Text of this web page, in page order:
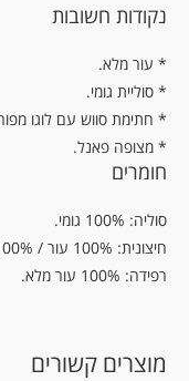
נקודות חשובות
.עור מלא *
* סוליית גומי.
* חתימת סווש עם לוגו
* מצופה פאנל.
חומרים
סוליה: 100% גומי.
חיצונית: 100% עור / 100% זמש / 100% בד
רפידה: 100% עור מלא.
מוצרים קשורים